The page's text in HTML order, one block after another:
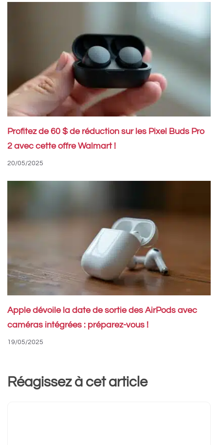
Profitez de 60 $ de réduction sur les Pixel Buds Pro
2 avec cette offre Walmart !
20/05/2025
Apple dévoile la date de sortie des AirPods avec
caméras intégrées : préparez-vous !
19/05/2025
Réagissez à cet article